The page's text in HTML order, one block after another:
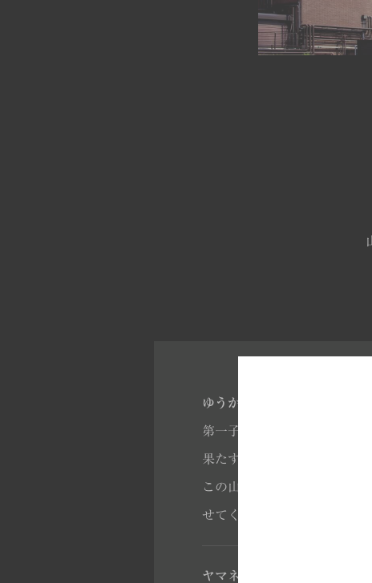
ゆうかのおやじ さん 39歳
第一子誕生した日にふと訪
果たす為に購入しました。
この山崎12年と再会するこ
せてください。
ヤマネコ さん 67歳